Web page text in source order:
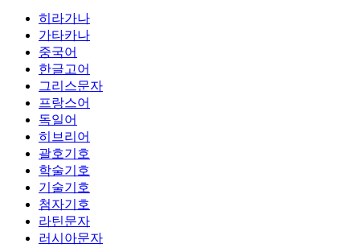
히라가나
가타카나
중국어
한글고어
그리스문자
프랑스어
독일어
히브리어
괄호기호
학술기호
기술기호
첨자기호
라틴문자
러시아문자